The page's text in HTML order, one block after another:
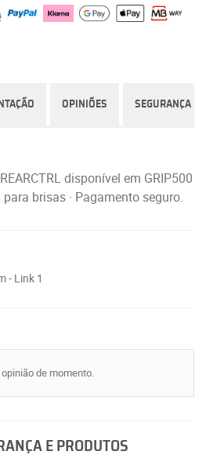
OPINIÕES SEGURANÇA
disponível em GRIP500
brisas · Pagamento seguro.
- Link 1
de momento.
E PRODUTOS